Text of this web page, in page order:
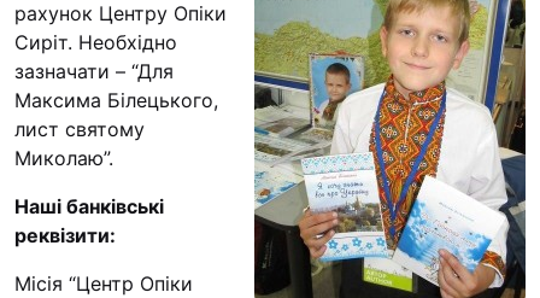
рахунок Центру Опіки
Сиріт. Необхідно
зазначати – “Для
Максима Білецького,
лист святому
Миколаю”.
Наші банківські
реквізити:
Місія “Центр Опіки